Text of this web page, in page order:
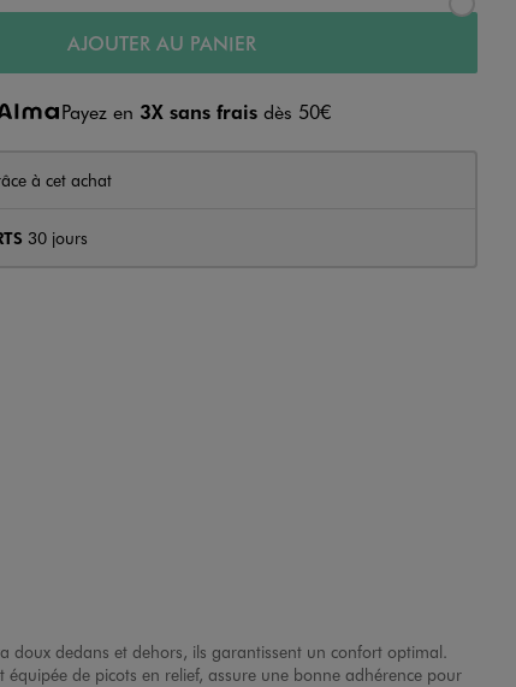
AJOUTER AU PANIER
Payez en 3X sans fraisdès 50€
à cet achat
30 jours
doux dedans et dehors, ils garantissent un confort optimal.
de picots en relief, assure une bonne adhérence pour